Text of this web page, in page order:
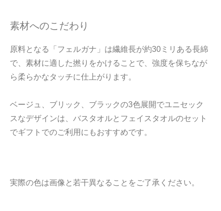
素材へのこだわり
原料となる「フェルガナ」は繊維長が約30ミリある長綿
で、素材に適した撚りをかけることで、強度を保ちなが
ら柔らかなタッチに仕上がります。
ベージュ、ブリック、ブラックの3色展開でユニセック
スなデザインは、バスタオルとフェイスタオルのセット
でギフトでのご利用にもおすすめです。
実際の色は画像と若干異なることをご了承ください。